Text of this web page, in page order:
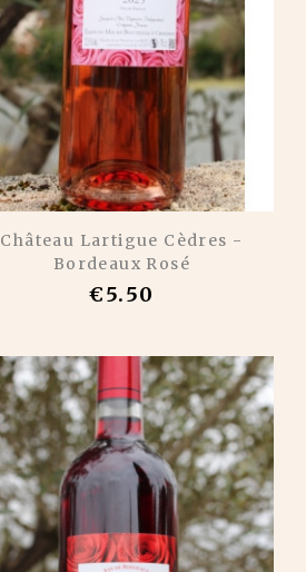
Château Lartigue Cèdres -
Bordeaux Rosé
€5.50